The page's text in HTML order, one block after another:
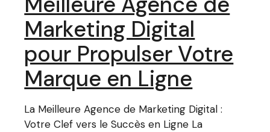
Marketing Digital
pour Propulser Votre
Marque en Ligne
La Meilleure Agence de Marketing Digital :
Votre Clef vers le Succès en Ligne La